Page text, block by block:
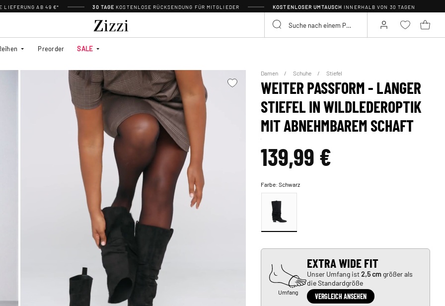
LIEFERUNG AB 49 €* 30 TAGE KOSTENLOSE RÜCKSENDUNG FÜR MITGLIEDER KOSTENLOSER UMTAUSCH INNERHALB VON 30 TAGEN
Preorder SALE
Damen Schuhe Stiefel
WEITER PASSFORM - LANGER
STIEFEL IN WILDLEDEROPTIK
MIT ABNEHMBAREM SCHAFT
139,99 €
Farbe:Schwarz
Umfang
EXTRA WIDE FIT
Unser Umfang ist2,5 cmgrößer als
die Standardgröße
VERGLEICH ANSEHEN